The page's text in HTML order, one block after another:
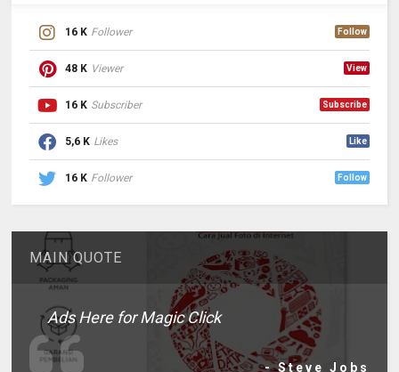
16 K Follower Follow
48 K Viewer View
16 K Subscriber Subscribe
5,6 K Likes Like
16 K Follower Follow
MAIN QUOTE
Ads Here for Magic Click
- Steve Jobs